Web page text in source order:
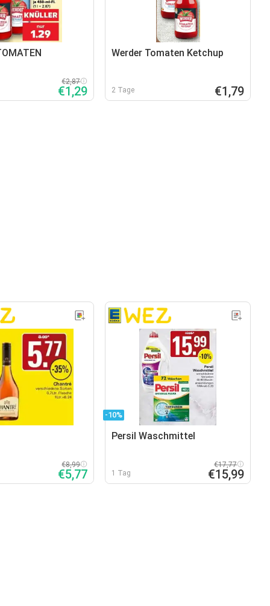
€2,87
€1,29
Werder Tomaten Ketchup
2 Tage €1,79
€8,99
€5,77
-10%
Persil Waschmittel
1 Tag
€17,77
€15,99